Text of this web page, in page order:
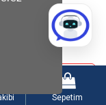
Beyaz Papatya Buketi
809,91 TL
Sepetim